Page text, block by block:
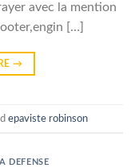
avec la mention
[…]
→
epaviste robinson
DEFENSE